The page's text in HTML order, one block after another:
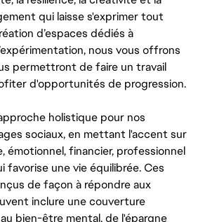
qui laisse s'exprimer tout
d’espaces dédiés à
nous vous offrons
permettront de faire un travail
d'opportunités de progression.
holistique pour nos
sociaux, en mettant l'accent sur
émotionnel, financier, professionnel
favorise une vie équilibrée. Ces
de façon à répondre aux
inclure une couverture
bien-être mental, de l'épargne